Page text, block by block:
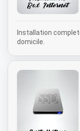
Installation
domicile.